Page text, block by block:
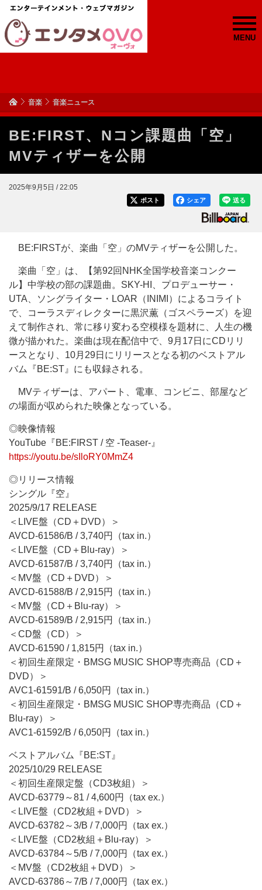
MENU
音楽 音楽ニュース
BE:FIRST、Nコン課題曲「空」
MVティザーを公開
2025年9月5日 / 22:05
送る
シェア
ポスト
BE:FIRSTが、楽曲「空」のMVティザーを公開した。
楽曲「空」は、【第92回NHK全国学校音楽コンクー
ル】中学校の部の課題曲。SKY-HI、プロデューサー・
UTA、ソングライター・LOAR（INIMI）によるコライト
で、コーラスディレクターに黒沢薫（ゴスペラーズ）を迎
えて制作され、常に移り変わる空模様を題材に、人生の機
微が描かれた。楽曲は現在配信中で、9月17日にCDリリ
ースとなり、10月29日にリリースとなる初のベストアル
バム『BE:ST』にも収録される。
MVティザーは、アパート、電車、コンビニ、部屋など
の場面が収められた映像となっている。
◎映像情報
YouTube『BE:FIRST / 空 -Teaser-』
https://youtu.be/sIloRY0MmZ4
◎リリース情報
シングル『空』
2025/9/17 RELEASE
＜LIVE盤（CD＋DVD）＞
AVCD-61586/B / 3,740円（tax in.）
＜LIVE盤（CD＋Blu-ray）＞
AVCD-61587/B / 3,740円（tax in.）
＜MV盤（CD＋DVD）＞
AVCD-61588/B / 2,915円（tax in.）
＜MV盤（CD＋Blu-ray）＞
AVCD-61589/B / 2,915円（tax in.）
＜CD盤（CD）＞
AVCD-61590 / 1,815円（tax in.）
＜初回生産限定・BMSG MUSIC SHOP専売商品（CD＋
DVD）＞
AVC1-61591/B / 6,050円（tax in.）
＜初回生産限定・BMSG MUSIC SHOP専売商品（CD＋
Blu-ray）＞
AVC1-61592/B / 6,050円（tax in.）
ベストアルバム『BE:ST』
2025/10/29 RELEASE
＜初回生産限定盤（CD3枚組）＞
AVCD-63779～81 / 4,600円（tax ex.）
＜LIVE盤（CD2枚組＋DVD）＞
AVCD-63782～3/B / 7,000円（tax ex.）
＜LIVE盤（CD2枚組＋Blu-ray）＞
AVCD-63784～5/B / 7,000円（tax ex.）
＜MV盤（CD2枚組＋DVD）＞
AVCD-63786～7/B / 7,000円（tax ex.）